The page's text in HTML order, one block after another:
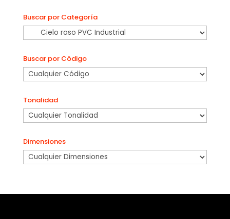
Buscar por Categoría
Buscar por Código
Tonalidad
Dimensiones